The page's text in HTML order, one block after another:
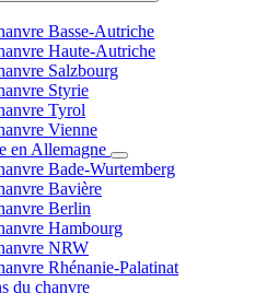
Basse-Autriche
Haute-Autriche
Salzbourg
Styrie
Tyrol
Vienne
en Allemagne
Bade-Wurtemberg
Bavière
Berlin
Hambourg
NRW
Rhénanie-Palatinat
du chanvre